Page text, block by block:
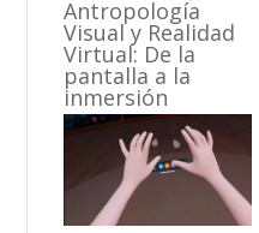
Antropología
Visual y Realidad
Virtual: De la
pantalla a la
inmersión